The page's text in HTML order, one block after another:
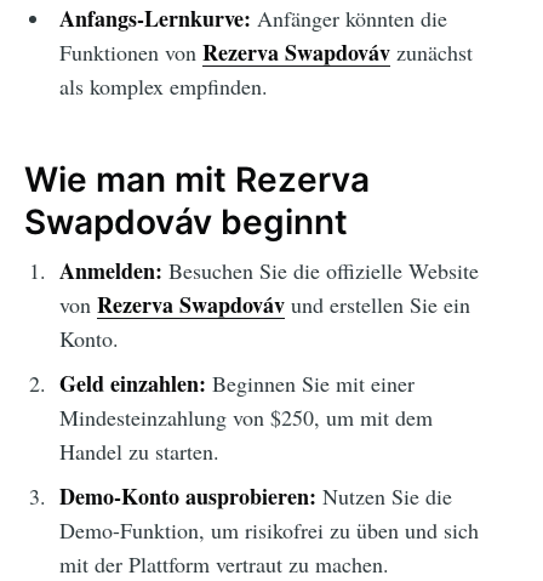
Anfangs-Lernkurve: Anfänger könnten die
Funktionen von Rezerva Swapdovávzunächst
als komplex empfinden.
Wie man mit Rezerva
Swapdováv beginnt
Anmelden: Besuchen Sie die offizielle Website
von Rezerva Swapdovávund erstellen Sie ein
Konto.
Geld einzahlen: Beginnen Sie mit einer
Mindesteinzahlung von $250, um mit dem
Handel zu starten.
Demo-Konto ausprobieren: Nutzen Sie die
Demo-Funktion, um risikofrei zu üben und sich
mit der Plattform vertraut zu machen.